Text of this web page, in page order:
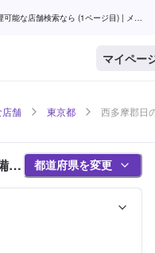
能な店舗検索なら (1ページ目) | メン
マイペー
店舗 東京都 西多摩郡日
・
)
都道府県を変更